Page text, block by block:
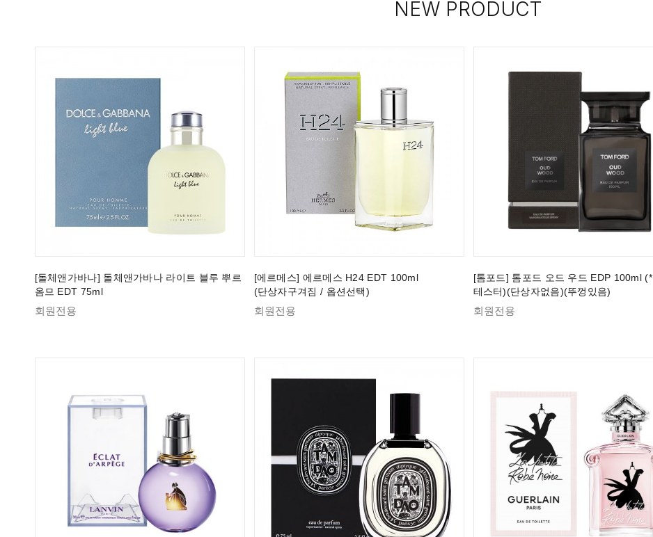
NEW PRODUCT
[돌체앤가바나] 돌체앤가바나 라이트 블루 뿌르
옴므 EDT 75ml
회원전용
[에르메스] 에르메스 H24 EDT 100ml
(단상자구겨짐 / 옵션선택)
회원전용
[톰포드] 톰포드 오드 우드 EDP 100ml (*
테스터)(단상자없음)(뚜껑있음)
회원전용